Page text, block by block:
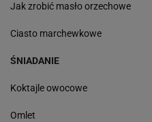
Jak zrobić masło orzechowe
Ciasto marchewkowe
ŚNIADANIE
Koktajle owocowe
Omlet